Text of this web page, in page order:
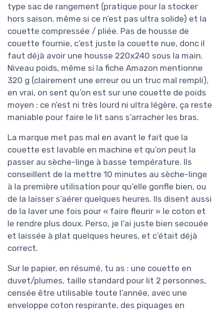
type sac de rangement (pratique pour la stocker
hors saison, même si ce n’est pas ultra solide) et la
couette compressée / pliée. Pas de housse de
couette fournie, c’est juste la couette nue, donc il
faut déjà avoir une housse 220x240 sous la main.
Niveau poids, même si la fiche Amazon mentionne
320 g (clairement une erreur ou un truc mal rempli),
en vrai, on sent qu’on est sur une couette de poids
moyen : ce n’est ni très lourd ni ultra légère, ça reste
maniable pour faire le lit sans s’arracher les bras.
La marque met pas mal en avant le fait que la
couette est lavable en machine et qu’on peut la
passer au sèche-linge à basse température. Ils
conseillent de la mettre 10 minutes au sèche-linge
à la première utilisation pour qu’elle gonfle bien, ou
de la laisser s’aérer quelques heures. Ils disent aussi
de la laver une fois pour « faire fleurir » le coton et
le rendre plus doux. Perso, je l’ai juste bien secouée
et laissée à plat quelques heures, et c’était déjà
correct.
Sur le papier, en résumé, tu as : une couette en
duvet/plumes, taille standard pour lit 2 personnes,
censée être utilisable toute l’année, avec une
enveloppe coton respirante, des piquages en